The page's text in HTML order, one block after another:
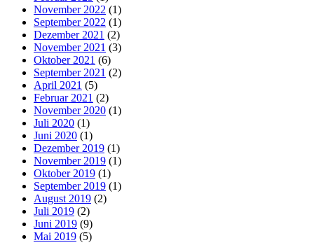
November 2022 (1)
September 2022 (1)
Dezember 2021 (2)
November 2021 (3)
Oktober 2021 (6)
September 2021 (2)
April 2021 (5)
Februar 2021 (2)
November 2020 (1)
Juli 2020 (1)
Juni 2020 (1)
Dezember 2019 (1)
November 2019 (1)
Oktober 2019 (1)
September 2019 (1)
August 2019 (2)
Juli 2019 (2)
Juni 2019 (9)
Mai 2019 (5)